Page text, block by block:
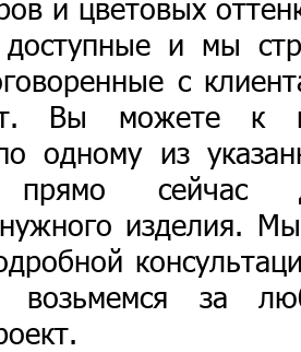
и цветовых
и мы
с
Вы можете к
одному из
прямо сейчас
изделия.
возьмемся за